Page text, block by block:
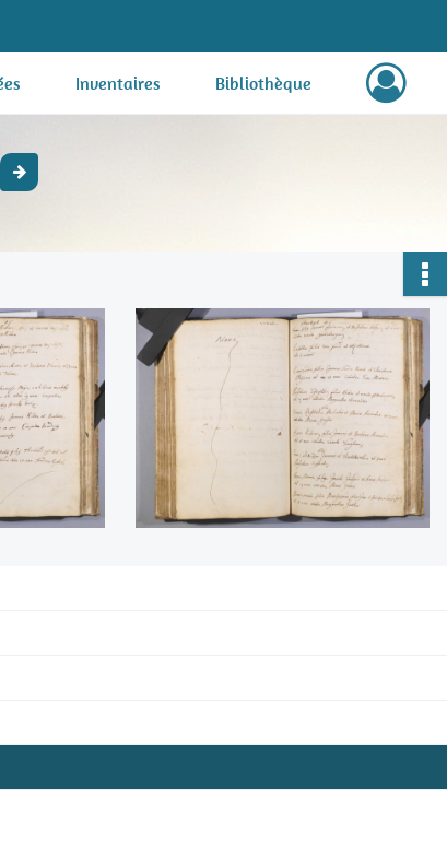
Inventaires Bibliothèque